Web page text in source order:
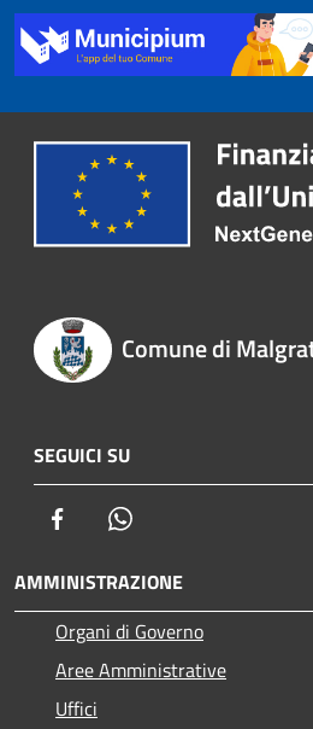
Comune di
SEGUICI SU
Facebook
AMMINISTRAZIONE
Organi di Governo
Aree Amministrative
Uffici